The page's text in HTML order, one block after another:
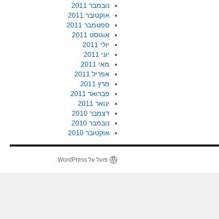
נובמבר 2011
אוקטובר 2011
ספטמבר 2011
אוגוסט 2011
יולי 2011
יוני 2011
מאי 2011
אפריל 2011
מרץ 2011
פברואר 2011
ינואר 2011
דצמבר 2010
נובמבר 2010
אוקטובר 2010
פועל על WordPress.